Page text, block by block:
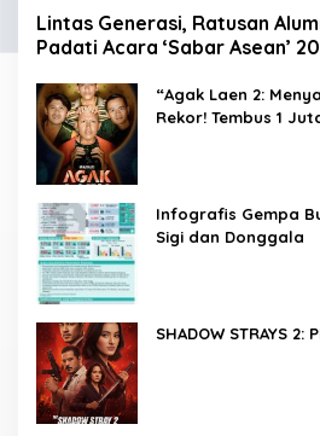
Lintas Generasi, Ratusan
Padati Acara ‘Sabar Asean’
“Agak Laen 2:
Rekor! Tembus 1
Infografis Gempa
Sigi dan Donggala
SHADOW STRAYS 2: